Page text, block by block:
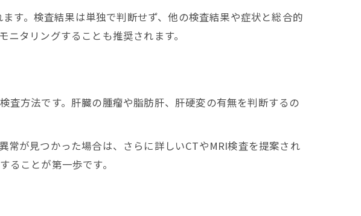
す。検査結果は単独で判断せず、他の検査結果や症状と総合的
タリングすることも推奨されます。
方法です。肝臓の腫瘤や脂肪肝、肝硬変の有無を判断するの
が見つかった場合は、さらに詳しいCTやMRI検査を提案され
ことが第一歩です。